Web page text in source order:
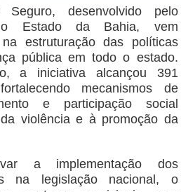
desenvolvido pelo
Estado da Bahia, vem
estruturação das políticas
pública em todo o estado.
a iniciativa alcançou 391
mecanismos de
e participação social
violência e à promoção da
a implementação dos
na legislação nacional, o